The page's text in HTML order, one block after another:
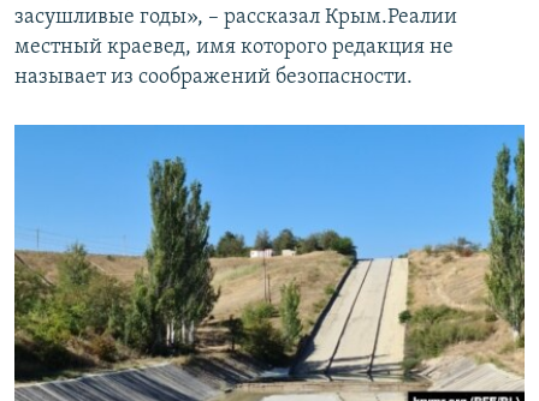
засушливые годы», – рассказал Крым.Реалии
местный краевед, имя которого редакция не
называет из соображений безопасности.